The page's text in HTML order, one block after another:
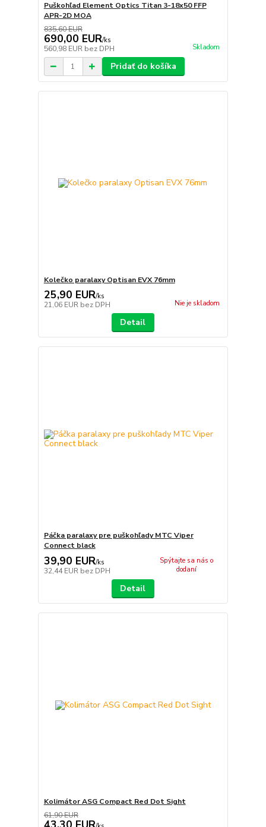
Puškohľad Element Optics Titan 3-18x50 FFP
APR-2D MOA
835,60 EUR
690,00 EUR/ks
560,98 EUR bez DPH Skladom
Pridať do košíka
Kolečko paralaxy Optisan EVX 76mm
25,90 EUR/ks
21,06 EUR bez DPH Nie je skladom
Detail
Páčka paralaxy pre puškohľady MTC Viper
Connect black
39,90 EUR/ks
32,44 EUR bez DPH
Spýtajte sa nás o
dodaní
Detail
Kolimátor ASG Compact Red Dot Sight
61,90 EUR